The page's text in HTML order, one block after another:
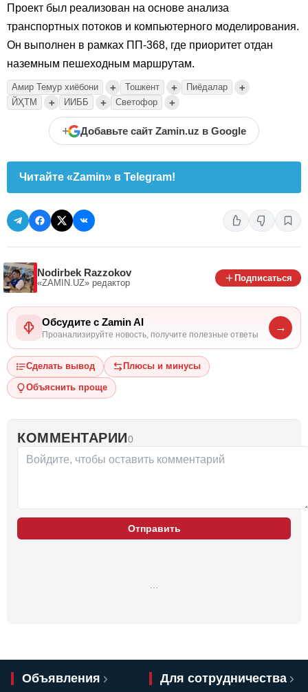
Проект был реализован на основе анализа
транспортных потоков и компьютерного моделирования.
Он выполнен в рамках ПП-368, где приоритет отдан
наземным пешеходным маршрутам.
Амир Темур хиёбони + Тошкент + Пиёдалар +
ЙҲТМ + ИИББ + Светофор +
+ Добавьте сайт Zamin.uz в Google
Читайте «Zamin» в Telegram!
Nodirbek Razzokov
«ZAMIN.UZ» редактор
Подписаться
Обсудите с Zamin AI
Проанализируйте новость, получите полезные ответы
→
Сделать вывод Плюсы и минусы
Объяснить проще
КОММЕНТАРИИ0
Отправить
…
Объявления Для сотрудничества